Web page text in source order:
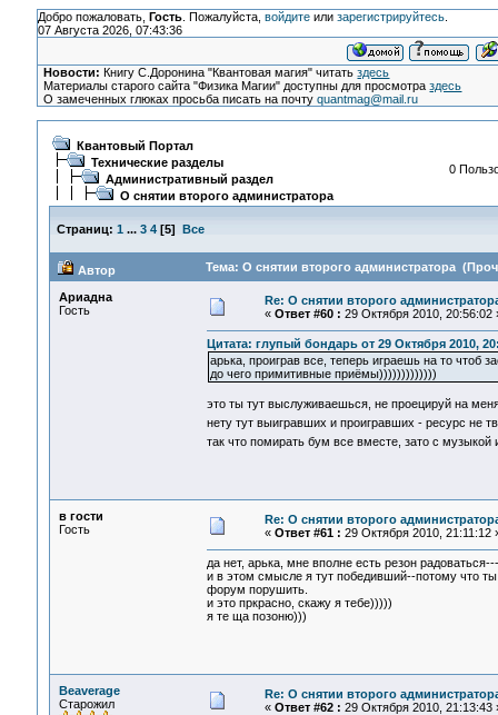
Добро пожаловать, Гость. Пожалуйста, войдитеили зарегистрируйтесь.
07 Августа 2026, 07:43:36
Новости: Книгу С.Доронина "Квантовая магия" читатьздесь
Материалы старого сайта "Физика Магии" доступны для просмотраздесь
О замеченных глюках просьба писать на почтуquantmag@mail.ru
Квантовый Портал
Технические разделы
Административный раздел
О снятии второго администратора
0
Страниц: 1 ... 3 4[5] Все
Автор Тема: О снятии второго администратора
Ариадна
Гость
Re: О снятии второго
« Ответ #60 : 29 Октября 2010, 20:56:02
Цитата: глупый бондарь от 29 Октября 2010,
арька, проиграв все, теперь играешь на то чтоб
до чего примитивные приёмы)))))))))))))
это ты тут выслуживаешься, не проецируй на
нету тут выигравших и проигравших - ресурс не
так что помирать бум все вместе, зато с музыкой
в гости
Гость
Re: О снятии второго
« Ответ #61 : 29 Октября 2010, 21:11:12
да нет, арька, мне вполне есть резон
и в этом смысле я тут победивший--потому что
форум порушить.
и это пркрасно, скажу я тебе)))))
я те ща позоню)))
Beaverage
Старожил
Re: О снятии второго
« Ответ #62 : 29 Октября 2010, 21:13:43